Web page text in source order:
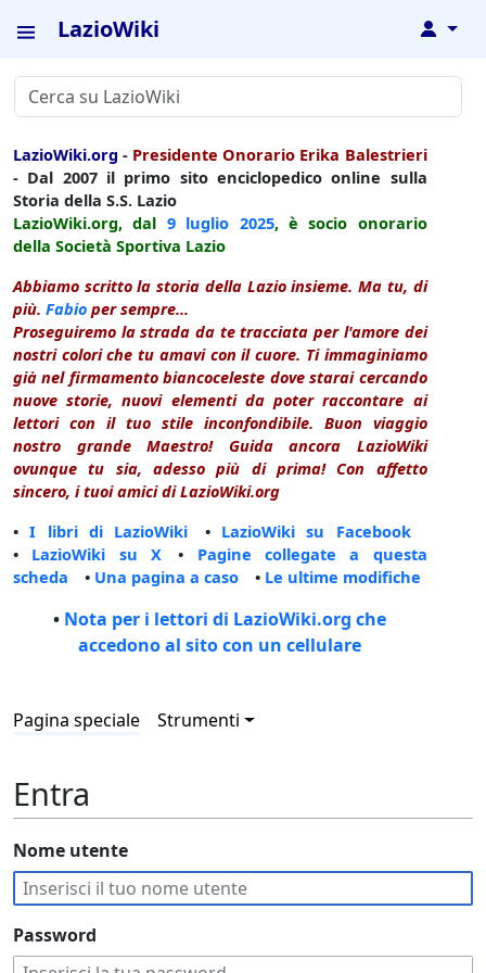
LazioWiki ↓
LazioWiki.org - Presidente Onorario Erika Balestrieri
- Dal 2007 il primo sito enciclopedico online sulla
Storia della S.S. Lazio
LazioWiki.org, dal 9 luglio 2025, è socio onorario
della Società Sportiva Lazio
Abbiamo scritto la storia della Lazio insieme. Ma tu, di
più. Fabio per sempre...
Proseguiremo la strada da te tracciata per l'amore dei
nostri colori che tu amavi con il cuore. Ti immaginiamo
già nel firmamento biancoceleste dove starai cercando
nuove storie, nuovi elementi da poter raccontare ai
lettori con il tuo stile inconfondibile. Buon viaggio
nostro grande Maestro! Guida ancora LazioWiki
ovunque tu sia, adesso più di prima! Con affetto
sincero, i tuoi amici di LazioWiki.org
•I libri di LazioWiki • LazioWiki su Facebook
• LazioWiki su X • Pagine collegate a questa
scheda • Una pagina a caso • Le ultime modifiche
• Nota per i lettori di LazioWiki.org che
accedono al sito con un cellulare
Pagina speciale Strumenti
Entra
Nome utente
Password